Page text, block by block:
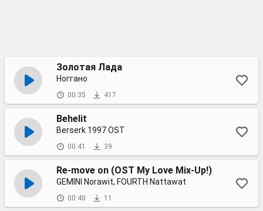
Золотая Лада
Ноггано
00:35 417
Behelit
Berserk 1997 OST
00:41 39
Re-move on (OST My Love Mix-Up!)
GEMINI Norawit, FOURTH Nattawat
00:40 11